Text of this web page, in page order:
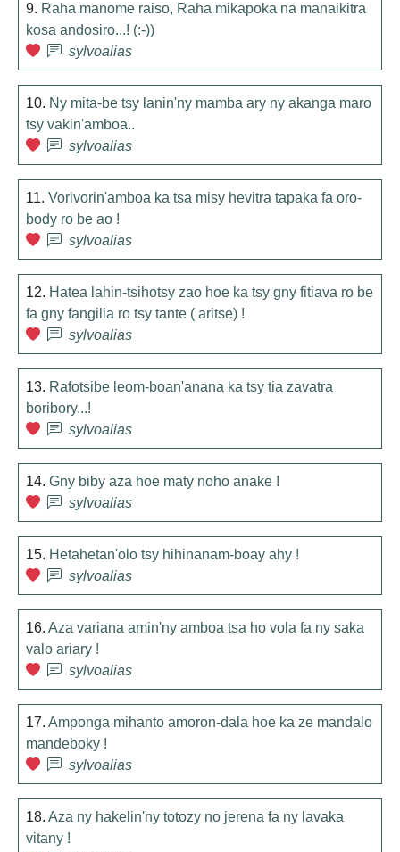
9. Raha manome raiso, Raha mikapoka na manaikitra
kosa andosiro...! (:-))
sylvoalias
10. Ny mita-be tsy lanin'ny mamba ary ny akanga maro
tsy vakin'amboa..
sylvoalias
11. Vorivorin'amboa ka tsa misy hevitra tapaka fa oro-
body ro be ao !
sylvoalias
12. Hatea lahin-tsihotsy zao hoe ka tsy gny fitiava ro be
fa gny fangilia ro tsy tante ( aritse) !
sylvoalias
13. Rafotsibe leom-boan'anana ka tsy tia zavatra
boribory...!
sylvoalias
14. Gny biby aza hoe maty noho anake !
sylvoalias
15. Hetahetan'olo tsy hihinanam-boay ahy !
sylvoalias
16. Aza variana amin'ny amboa tsa ho vola fa ny saka
valo ariary !
sylvoalias
17. Amponga mihanto amoron-dala hoe ka ze mandalo
mandeboky !
sylvoalias
18. Aza ny hakelin'ny totozy no jerena fa ny lavaka
vitany !